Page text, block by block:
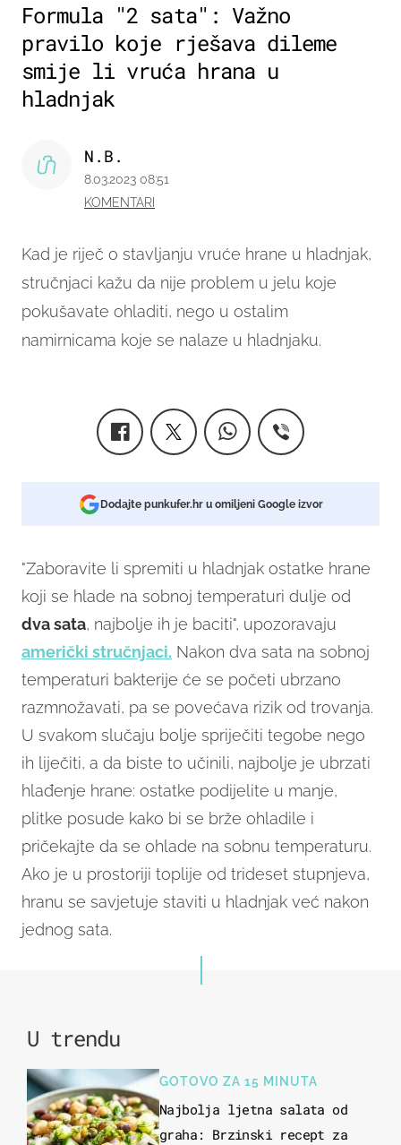
Formula "2 sata": Važno
pravilo koje rješava dileme
smije li vruća hrana u
hladnjak
Kad je riječ o stavljanju vruće hrane u hladnjak,
stručnjaci kažu da nije problem u jelu koje
pokušavate ohladiti, nego u ostalim
namirnicama koje se nalaze u hladnjaku.
N.B.
8.03.2023 08:51
KOMENTARI
Dodajte punkufer.hr u omiljeni Google izvor
"Zaboravite li spremiti u hladnjak ostatke hrane
koji se hlade na sobnoj temperaturi dulje od
dva sata, najbolje ih je baciti", upozoravaju
američki stručnjaci. Nakon dva sata na sobnoj
temperaturi bakterije će se početi ubrzano
razmnožavati, pa se povećava rizik od trovanja.
U svakom slučaju bolje spriječiti tegobe nego
ih liječiti, a da biste to učinili, najbolje je ubrzati
hlađenje hrane: ostatke podijelite u manje,
plitke posude kako bi se brže ohladile i
pričekajte da se ohlade na sobnu temperaturu.
Ako je u prostoriji toplije od trideset stupnjeva,
hranu se savjetuje staviti u hladnjak već nakon
jednog sata.
U trendu
GOTOVO ZA 15 MINUTA
Najbolja ljetna salata od
graha: Brzinski recept za